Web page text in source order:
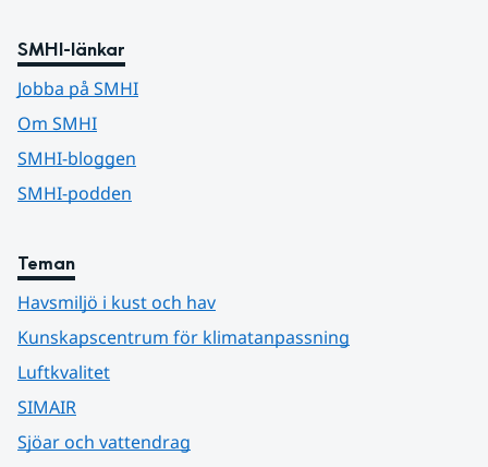
SMHI-länkar
Jobba på SMHI
Om SMHI
SMHI-bloggen
SMHI-podden
Teman
Havsmiljö i kust och hav
Kunskapscentrum för klimatanpassning
Luftkvalitet
SIMAIR
Sjöar och vattendrag